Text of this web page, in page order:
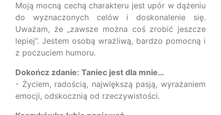
Moją mocną cechą charakteru jest upór w dążeniu
do wyznaczonych celów i doskonalenie się.
Uważam, że „zawsze można coś zrobić jeszcze
lepiej”. Jestem osobą wrażliwą, bardzo pomocną i
z poczuciem humoru.
Dokończ zdanie: Taniec jest dla mnie…
- Życiem, radością, największą pasją, wyrażaniem
emocji, odskocznią od rzeczywistości.